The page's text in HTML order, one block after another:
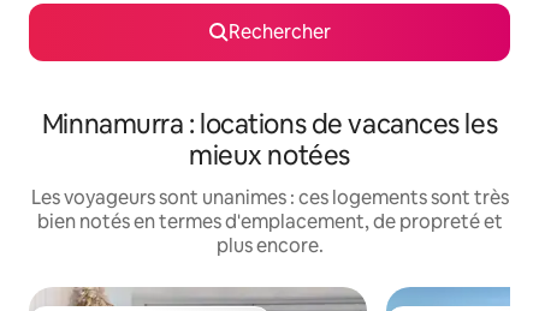
Rechercher
Minnamurra : locations de vacances les
mieux notées
Les voyageurs sont unanimes : ces logements sont très
bien notés en termes d'emplacement, de propreté et
plus encore.